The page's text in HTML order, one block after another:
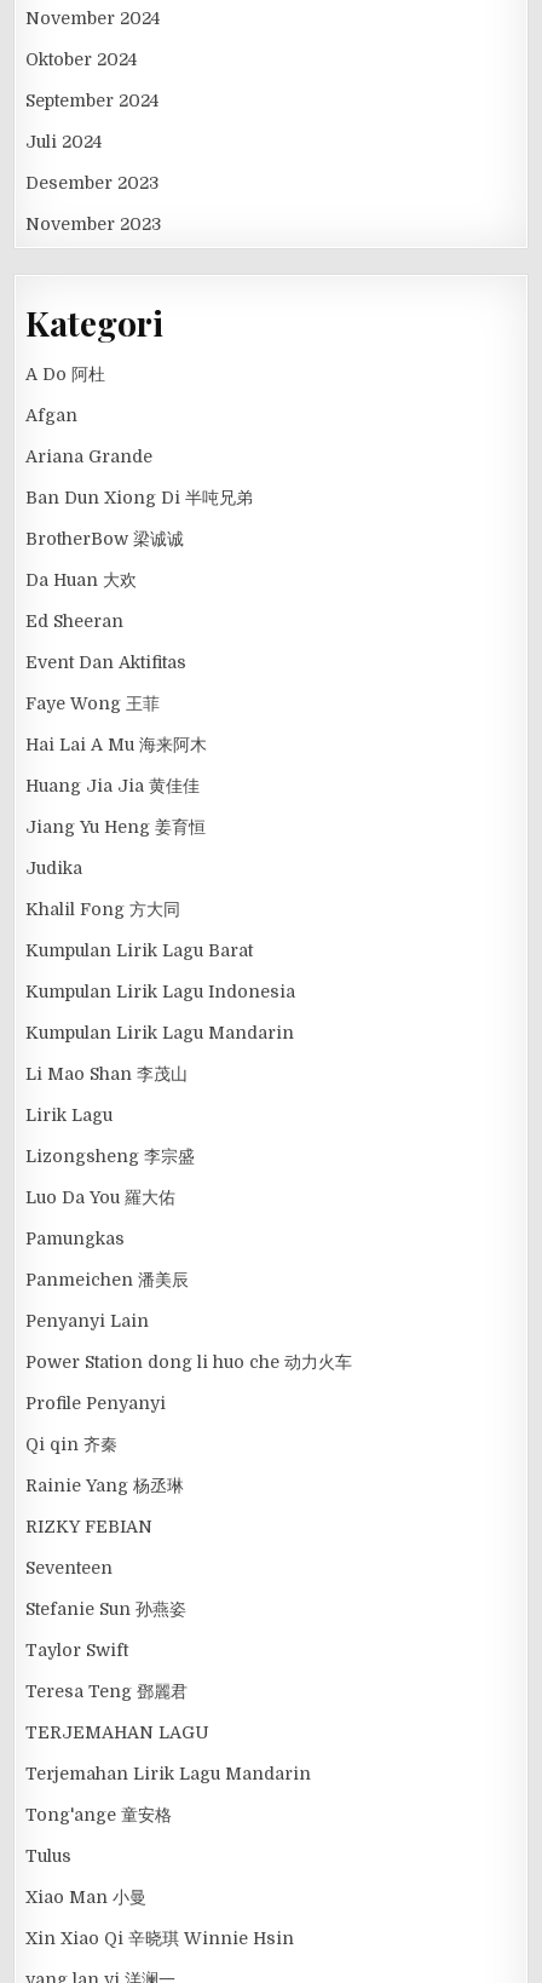
November 2024
Oktober 2024
September 2024
Juli 2024
Desember 2023
November 2023
Kategori
A Do 阿杜
Afgan
Ariana Grande
Ban Dun Xiong Di 半吨兄弟
BrotherBow 梁诚诚
Da Huan 大欢
Ed Sheeran
Event Dan Aktifitas
Faye Wong 王菲
Hai Lai A Mu 海来阿木
Huang Jia Jia 黄佳佳
Jiang Yu Heng 姜育恒
Judika
Khalil Fong 方大同
Kumpulan Lirik Lagu Barat
Kumpulan Lirik Lagu Indonesia
Kumpulan Lirik Lagu Mandarin
Li Mao Shan 李茂山
Lirik Lagu
Lizongsheng 李宗盛
Luo Da You 羅大佑
Pamungkas
Panmeichen 潘美辰
Penyanyi Lain
Power Station dong li huo che 动力火车
Profile Penyanyi
Qi qin 齐秦
Rainie Yang 杨丞琳
RIZKY FEBIAN
Seventeen
Stefanie Sun 孙燕姿
Taylor Swift
Teresa Teng 鄧麗君
TERJEMAHAN LAGU
Terjemahan Lirik Lagu Mandarin
Tong'ange 童安格
Tulus
Xiao Man 小曼
Xin Xiao Qi 辛晓琪 Winnie Hsin